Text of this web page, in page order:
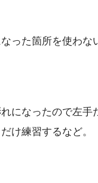
った箇所を使わな
になったので左
け練習するなど。